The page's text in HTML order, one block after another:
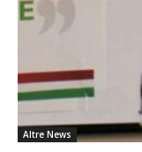
Altre News